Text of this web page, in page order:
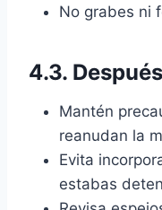
No grabes ni
4.3.
Mantén
reanudan la
Evita
estabas